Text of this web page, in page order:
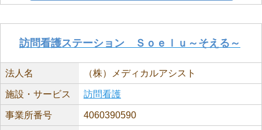
訪問看護ステーション Ｓｏｅｌｕ～そえる～
法人名 （株）メディカルアシスト
施設・サービス 訪問看護
事業所番号 4060390590